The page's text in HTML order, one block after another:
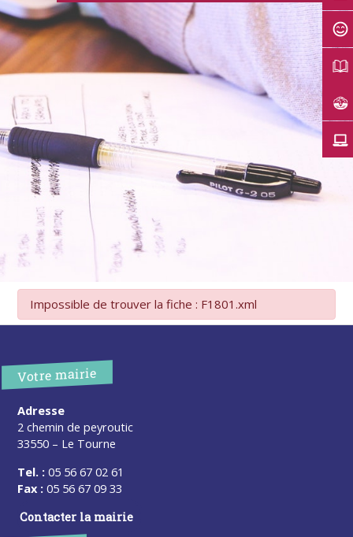
Impossible de trouver la fiche : F1801.xml
Votre mairie
Adresse
2 chemin de peyroutic
33550 – Le Tourne
Tel. : 05 56 67 02 61
Fax : 05 56 67 09 33
Contacter la mairie